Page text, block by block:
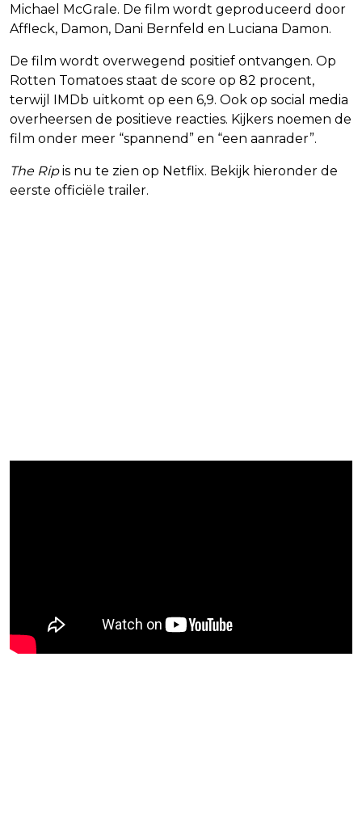
Michael McGrale. De film wordt geproduceerd door
Affleck, Damon, Dani Bernfeld en Luciana Damon.
De film wordt overwegend positief ontvangen. Op
Rotten Tomatoes staat de score op 82 procent,
terwijl IMDb uitkomt op een 6,9. Ook op social media
overheersen de positieve reacties. Kijkers noemen de
film onder meer “spannend” en “een aanrader”.
The Ripis nu te zien op Netflix. Bekijk hieronder de
eerste officiële trailer.